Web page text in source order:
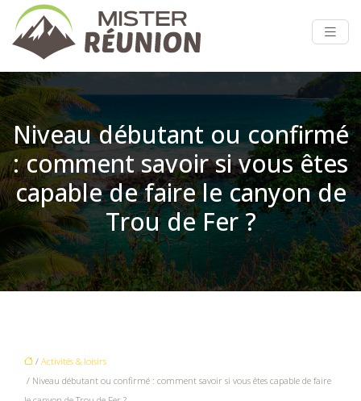
Niveau débutant ou confirmé
: comment savoir si vous êtes
capable de faire le canyon de
Trou de Fer ?
/ Activités & loisirs
/ Niveau débutant ou confirmé : comment savoir si vous êtes capable de faire